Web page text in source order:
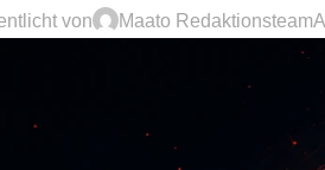
von Maato Redaktionsteam